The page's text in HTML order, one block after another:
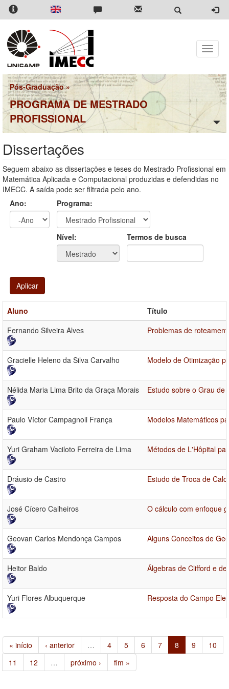
Pular
para
conteúdo
principal
Toggle
Pós-Graduação»
PROGRAMA DE MESTRADO
PROFISSIONAL
Dissertações
Seguem abaixo as dissertações e teses do Mestrado Profissional em
Matemática Aplicada e Computacional produzidas e defendidas no
IMECC. A saída pode ser filtrada pelo ano.
Ano:
Programa:
Nível: Termos de busca
Aplicar
Aluno
Título
Fernando Silveira Alves
Problemas de
Gracielle Heleno da Silva Carvalho Modelo de Otimização
Nélida Maria Lima Brito da Graça Morais Estudo sobre o Grau de
Paulo Víctor Campagnoli França Modelos Matemáticos
Yuri Graham Vaciloto Ferreira de Lima Métodos de L'Hôpital
Dráusio de Castro Estudo de Troca de
José Cícero Calheiros O cálculo com enfoque
Geovan Carlos Mendonça Campos Alguns Conceitos de
Heitor Baldo Álgebras de Clifford e
Yuri Flores Albuquerque Resposta do Campo
« início ‹ anterior … 4 5 6 7 8 9
10
11
12 … próximo › fim »